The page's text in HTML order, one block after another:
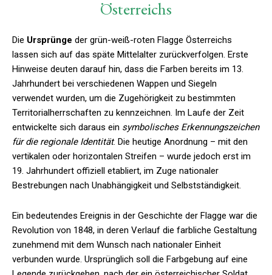
Österreichs
Die Ursprünge der grün-weiß-roten Flagge Österreichs
lassen sich auf das späte Mittelalter zurückverfolgen. Erste
Hinweise deuten darauf hin, dass die Farben bereits im 13.
Jahrhundert bei verschiedenen Wappen und Siegeln
verwendet wurden, um die Zugehörigkeit zu bestimmten
Territorialherrschaften zu kennzeichnen. Im Laufe der Zeit
entwickelte sich daraus ein symbolisches Erkennungszeichen
für die regionale Identität. Die heutige Anordnung – mit den
vertikalen oder horizontalen Streifen – wurde jedoch erst im
19. Jahrhundert offiziell etabliert, im Zuge nationaler
Bestrebungen nach Unabhängigkeit und Selbstständigkeit.
Ein bedeutendes Ereignis in der Geschichte der Flagge war die
Revolution von 1848, in deren Verlauf die farbliche Gestaltung
zunehmend mit dem Wunsch nach nationaler Einheit
verbunden wurde. Ursprünglich soll die Farbgebung auf eine